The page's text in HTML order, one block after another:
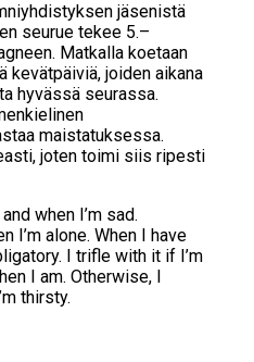
jäsenistä
seurue tekee 5.–
Matkalla koetaan
joiden aikana
hyvässä seurassa.
maistatuksessa.
joten toimi siis ripesti
when I’m sad.
I’m alone. When I have
I trifle with it if I’m
I am. Otherwise, I
thirsty.